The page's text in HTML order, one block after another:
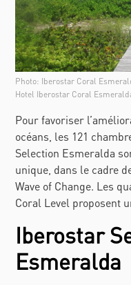
Photo: Iberostar Coral
Hotel Iberostar Coral
Pour favoriser
océans, les 121
Selection Esmeralda
unique, dans le cadre
Wave of Change. Les
Coral Level proposent
Iberostar
Esmeralda